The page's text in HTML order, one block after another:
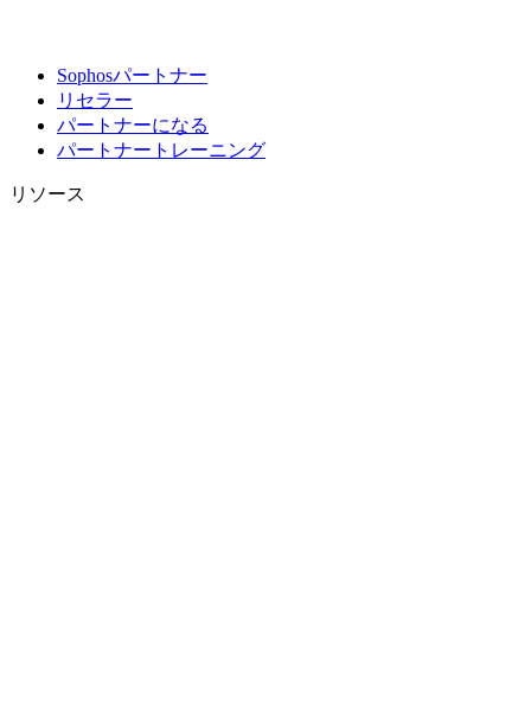
Sophosパートナー
リセラー
パートナーになる
パートナートレーニング
リソース